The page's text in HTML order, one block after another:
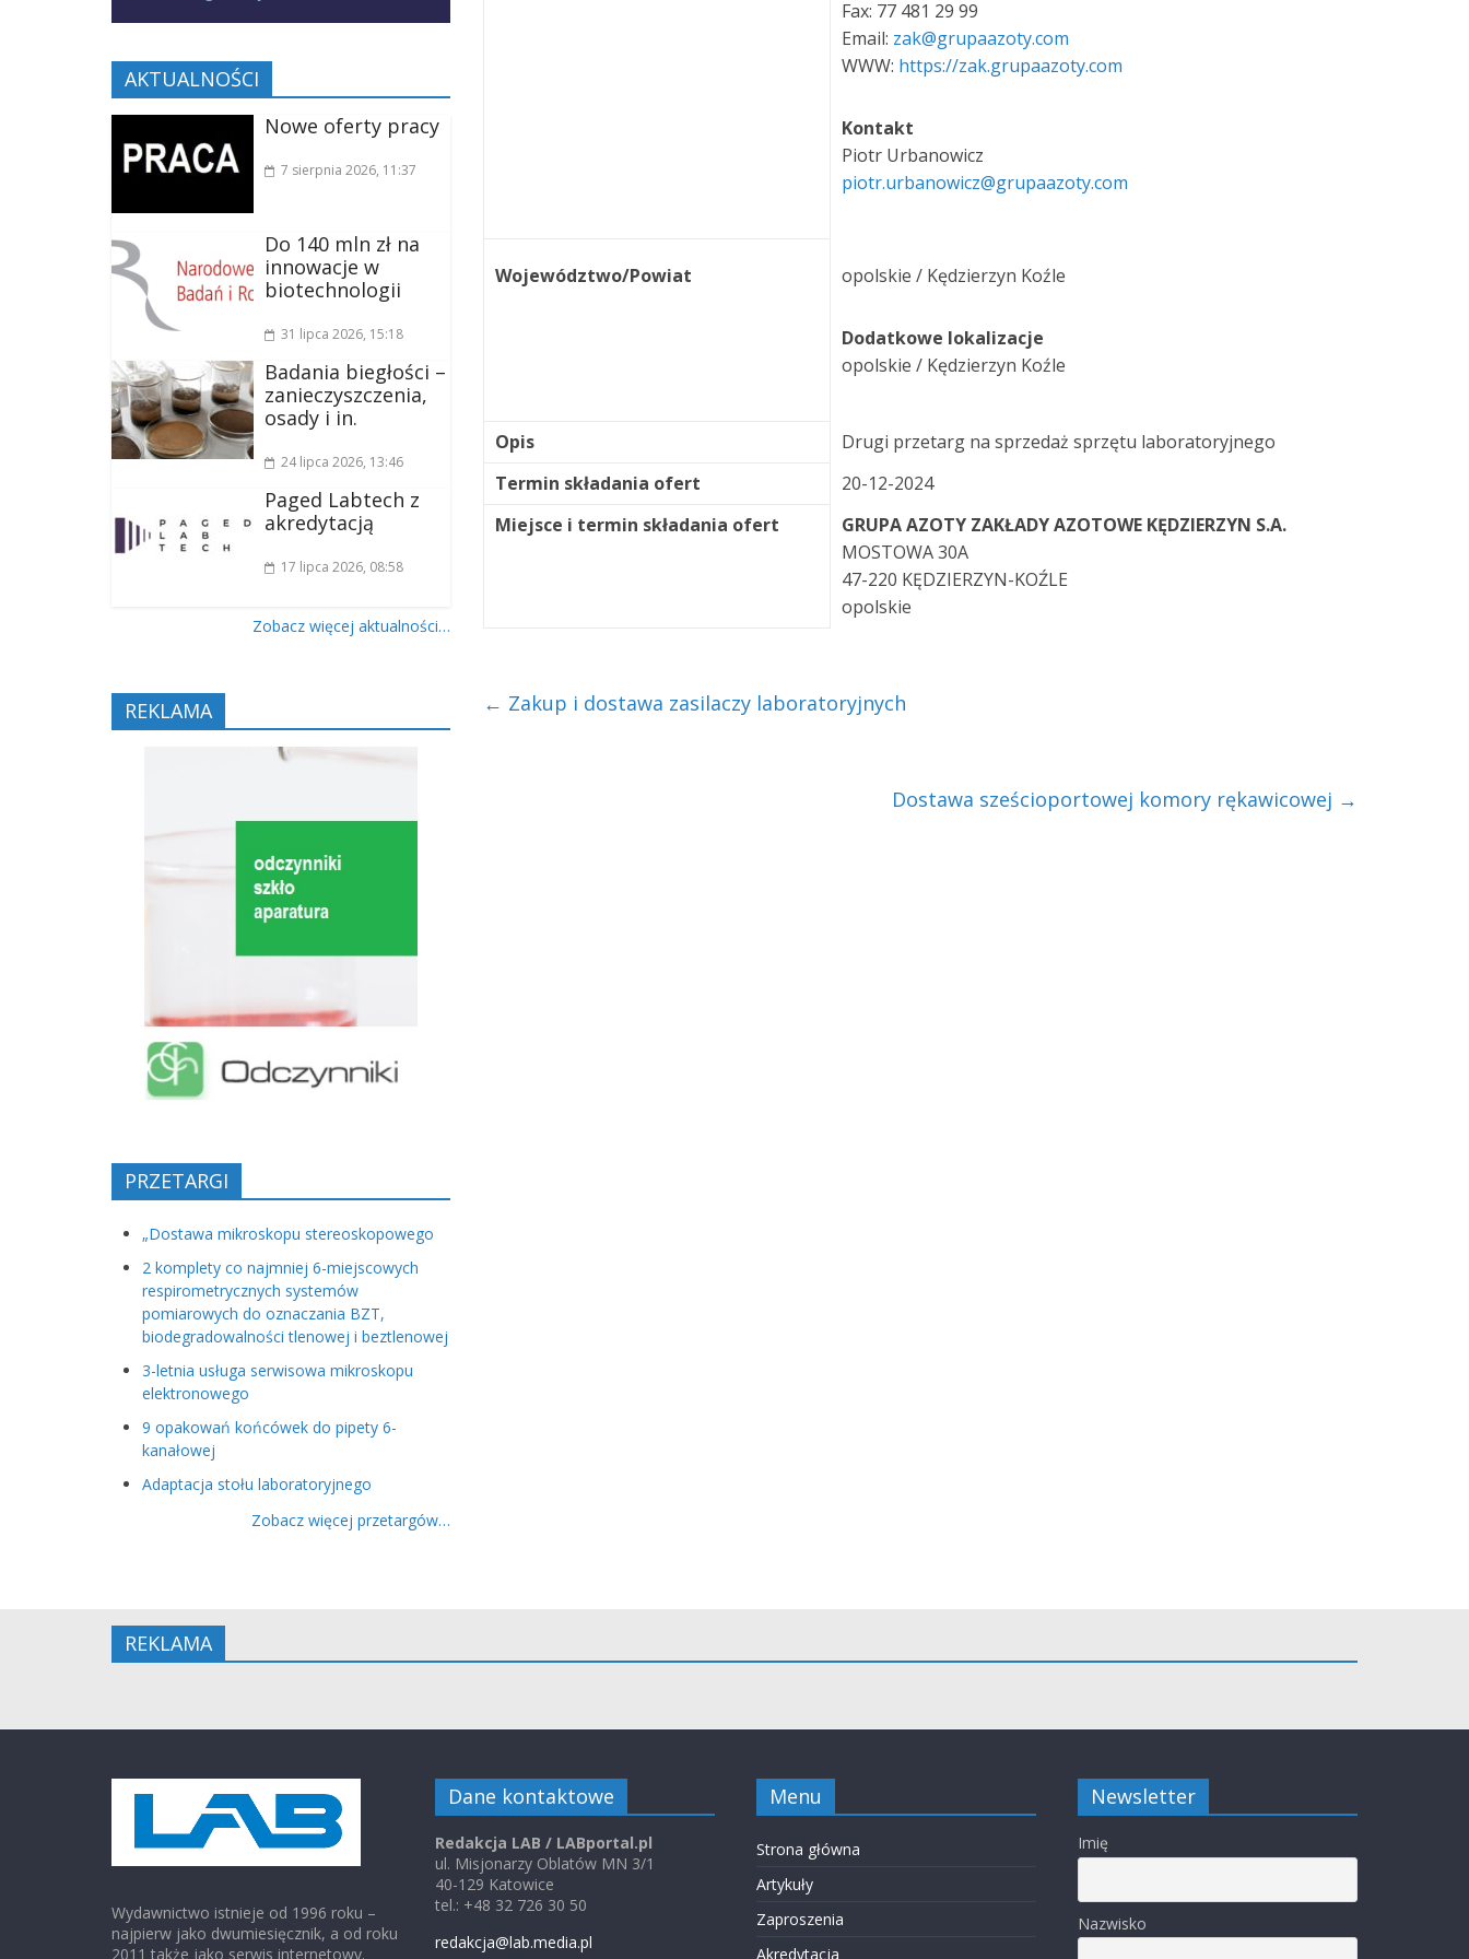
Fax: 77 481 29 99
Email: zak@grupaazoty.com
WWW: https://zak.grupaazoty.com
Kontakt
Piotr Urbanowicz
piotr.urbanowicz@grupaazoty.com
Województwo/Powiat opolskie / Kędzierzyn Koźle
Dodatkowe lokalizacje
opolskie / Kędzierzyn Koźle
Opis
Drugi przetarg na sprzedaż sprzętu laboratoryjnego
Termin składania ofert
20-12-2024
Miejsce i termin składania ofert
GRUPA AZOTY ZAKŁADY AZOTOWE KĘDZIERZYN S.A.
MOSTOWA 30A
47-220 KĘDZIERZYN-KOŹLE
opolskie
← Zakup i dostawa zasilaczy laboratoryjnych
Dostawa sześcioportowej komory rękawicowej →
AKTUALNOŚCI
Nowe oferty pracy
7 sierpnia 2026, 11:37
Do 140 mln zł na
innowacje w
biotechnologii
31 lipca 2026, 15:18
Badania biegłości –
zanieczyszczenia,
osady i in.
24 lipca 2026, 13:46
Paged Labtech z
akredytacją
17 lipca 2026, 08:58
Zobacz więcej aktualności…
REKLAMA
PRZETARGI
„Dostawa mikroskopu stereoskopowego
2 komplety co najmniej 6-miejscowych
respirometrycznych systemów
pomiarowych do oznaczania BZT,
biodegradowalności tlenowej i beztlenowej
3-letnia usługa serwisowa mikroskopu
elektronowego
9 opakowań końcówek do pipety 6-
kanałowej
Adaptacja stołu laboratoryjnego
Zobacz więcej przetargów…
REKLAMA
Wydawnictwo istnieje od 1996 roku –
najpierw jako dwumiesięcznik, a od roku
2011 także jako serwis internetowy.
Dane kontaktowe
Redakcja LAB / LABportal.pl
ul. Misjonarzy Oblatów MN 3/1
40-129 Katowice
tel.: +48 32 726 30 50
redakcja@lab.media.pl
Menu
Strona główna
Artykuły
Zaproszenia
Akredytacja
Newsletter
Imię
Nazwisko